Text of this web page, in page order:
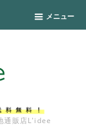
メニュー
通販店L'idee